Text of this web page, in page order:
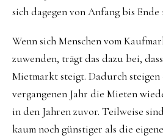
sich dagegen von Anfang bis
Wenn sich Menschen vom
zuwenden, trägt das dazu bei,
Mietmarkt steigt. Dadurch
vergangenen Jahr die Mieten
in den Jahren zuvor. Teilweise
kaum noch günstiger als die